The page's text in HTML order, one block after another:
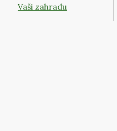
Vaši zahradu